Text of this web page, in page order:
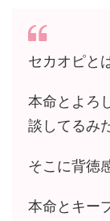
セカオピと
本命とよろ
談してるみ
そこに背徳
本命とキー